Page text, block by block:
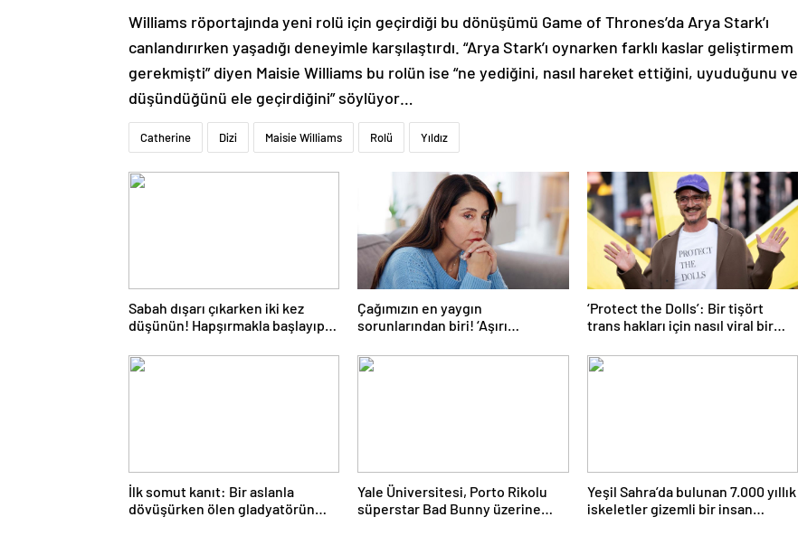
Williams röportajında yeni rolü için geçirdiği bu dönüşümü Game of Thrones’da Arya Stark’ı
canlandırırken yaşadığı deneyimle karşılaştırdı. “Arya Stark’ı oynarken farklı kaslar geliştirmem
gerekmişti” diyen Maisie Williams bu rolün ise “ne yediğini, nasıl hareket ettiğini, uyuduğunu ve
düşündüğünü ele geçirdiğini” söylüyor…
Catherine Dizi Maisie Williams Rolü Yıldız
Sabah dışarı çıkarken iki kez
düşünün! Hapşırmakla başlayıp
Çağımızın en yaygın
sorunlarından biri! ‘Aşırı
mümkün’
‘Protect the Dolls’: Bir tişört
trans hakları için nasıl viral bir
İlk somut kanıt: Bir aslanla
dövüşürken ölen gladyatörün
Yale Üniversitesi, Porto Rikolu
süperstar Bad Bunny üzerine
Yeşil Sahra’da bulunan 7.000 yıllık
iskeletler gizemli bir insan